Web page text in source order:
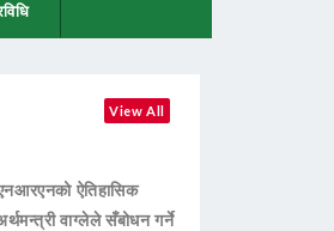
View All
ऐतिहासिक
वाग्लेले सँबोधन गर्ने